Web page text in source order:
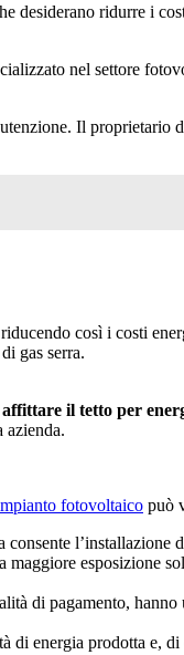
desiderano ridurre i
nel settore
Il proprietario
così i costi
gas serra.
affittare il tetto per
azienda.
fotovoltaico può
consente
esposizione
di pagamento,
energia prodotta e, di